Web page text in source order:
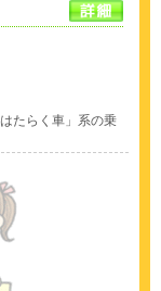
たらく車」系の乗